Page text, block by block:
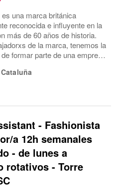
una marca británica
reconocida e influyente en la
más de 60 años de historia.
de la marca, tenemos la
formar parte de una empresa
diverso donde cada unx
Cataluña
- Fashionista
a 12h semanales
- de lunes a
rotativos - Torre